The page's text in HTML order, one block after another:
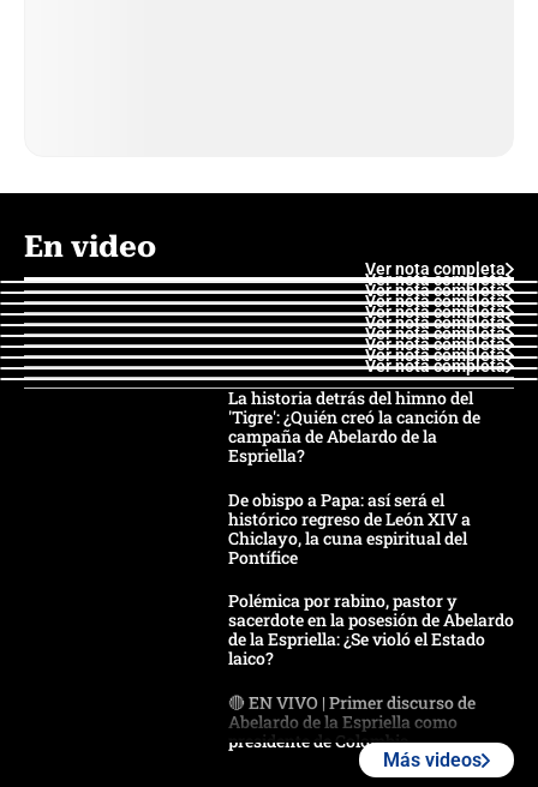
En video
Ver nota completa
Ver nota completa
Ver nota completa
Ver nota completa
Ver nota completa
Ver nota completa
Ver nota completa
Ver nota completa
Ver nota completa
Ver nota completa
La historia detrás del himno del
'Tigre': ¿Quién creó la canción de
campaña de Abelardo de la
Espriella?
De obispo a Papa: así será el
histórico regreso de León XIV a
Chiclayo, la cuna espiritual del
Pontífice
Polémica por rabino, pastor y
sacerdote en la posesión de Abelardo
de la Espriella: ¿Se violó el Estado
laico?
🔴 EN VIVO | Primer discurso de
Abelardo de la Espriella como
presidente de Colombia
Más videos